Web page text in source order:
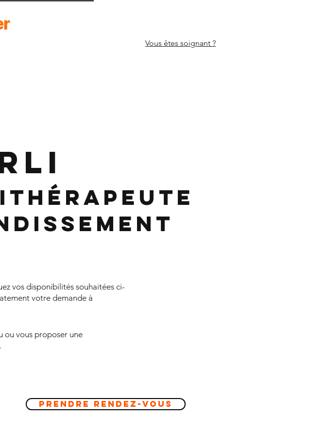
Vous êtes soignant ?
vos disponibilités souhaitées ci-
votre demande à
ou vous proposer une
Prendre Rendez-vous